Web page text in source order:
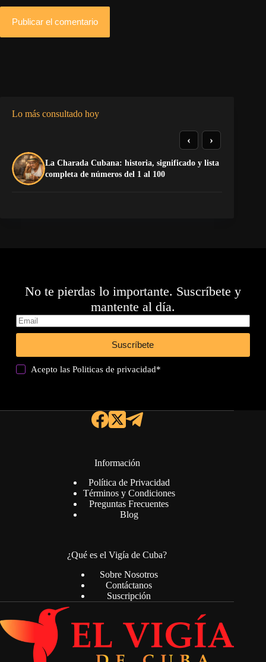
Publicar el comentario
Lo más consultado hoy
La Charada Cubana: historia, significado y lista
completa de números del 1 al 100
‹ ›
No te pierdas lo importante. Suscríbete y
mantente al día.
Suscríbete
Acepto lasPoliticas de privacidad*
Información
Política de Privacidad
Términos y Condiciones
Preguntas Frecuentes
Blog
¿Qué es el Vigía de Cuba?
Sobre Nosotros
Contáctanos
Suscripción